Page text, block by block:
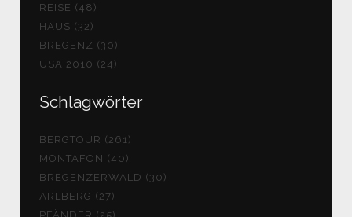
REISE (48)
HAUS (32)
BREGENZ (30)
USA 2010 (24)
Schlagwörter
BERGTOUR (261)
MONTAFON (40)
BREGENZERWALD (30)
ARLBERG (27)